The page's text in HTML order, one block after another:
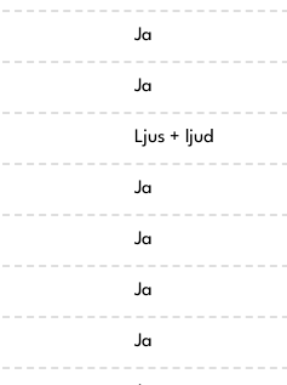
Ja
Ja
Ljus + ljud
Ja
Ja
Ja
Ja